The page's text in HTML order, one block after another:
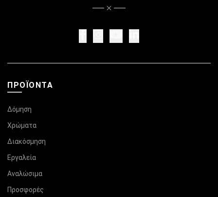
ΠΡΟΪΌΝΤΑ
Δόμηση
Χρώματα
Διακόσμηση
Εργαλεία
Αναλώσιμα
Προσφορές